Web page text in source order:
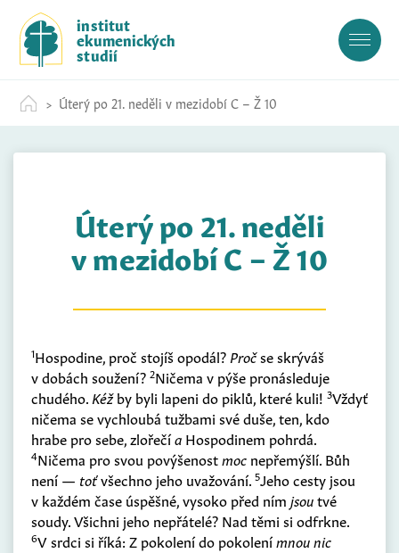
c
institut
ekumenických
studií
Úterý po 21. neděli v mezidobí C – Ž 10
Úterý po 21. neděli
v mezidobí C – Ž 10
1Hospodine, proč stojíš opodál? Pročse skrýváš
v dobách soužení? 2Ničema v pýše pronásleduje
chudého. Kéžby byli lapeni do piklů, které kuli! 3Vždyť
ničema se vychloubá tužbami své duše, ten, kdo
hrabe pro sebe, zlořečía Hospodinem pohrdá.
4Ničema pro svou povýšenostmoc nepřemýšlí. Bůh
není — toťvšechno jeho uvažování. 5Jeho cesty jsou
v každém čase úspěšné, vysoko před ním jsoutvé
soudy. Všichni jeho nepřátelé? Nad těmi si odfrkne.
6V srdci si říká: Z pokolení do pokolenímnou nic